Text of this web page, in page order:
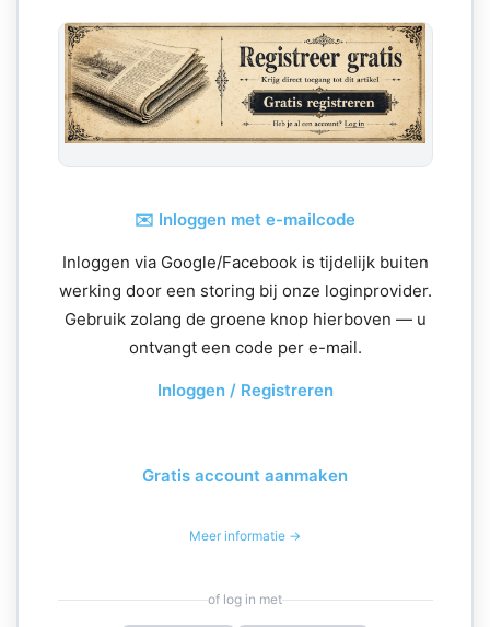
✉️ Inloggen met e-mailcode
Inloggen via Google/Facebook is tijdelijk buiten
werking door een storing bij onze loginprovider.
Gebruik zolang de groene knop hierboven — u
ontvangt een code per e-mail.
Inloggen / Registreren
Gratis account aanmaken
Meer informatie →
of log in met